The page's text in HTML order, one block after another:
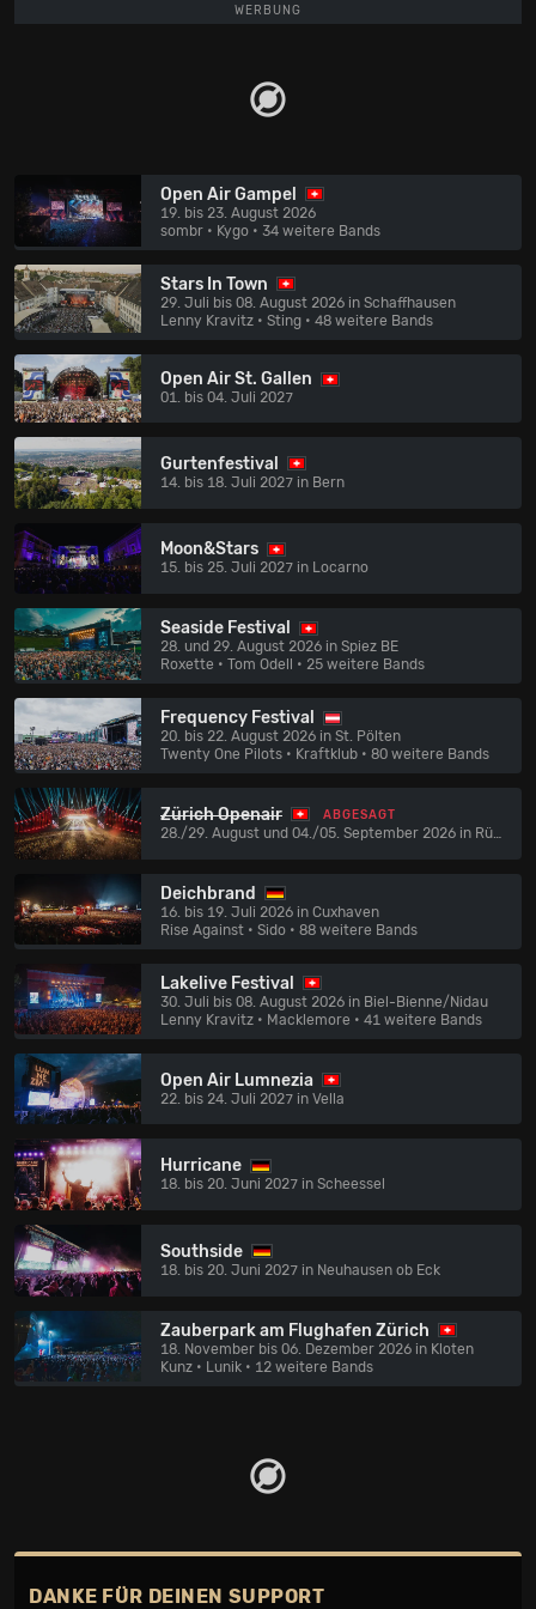
WERBUNG
Open Air Gampel
19. bis 23. August 2026
sombr • Kygo • 34 weitere Bands
Stars In Town
29. Juli bis 08. August 2026 in Schaffhausen
Lenny Kravitz • Sting • 48 weitere Bands
Open Air St. Gallen
01. bis 04. Juli 2027
Gurtenfestival
14. bis 18. Juli 2027 in Bern
Moon&Stars
15. bis 25. Juli 2027 in Locarno
Seaside Festival
28. und 29. August 2026 in Spiez BE
Roxette • Tom Odell
• 25 weitere Bands
Frequency Festival
20. bis 22. August 2026 in St. Pölten
Twenty One Pilots • Kraftklub • 80 weitere Bands
Zürich Openair ABGESAGT
28./29. August und 04./05. September 2026 in Rümlang
Deichbrand
16. bis 19. Juli 2026 in Cuxhaven
Rise Against • Sido • 88 weitere Bands
Lakelive Festival
30. Juli bis 08. August 2026 in Biel-Bienne/Nidau
Lenny Kravitz • Macklemore • 41 weitere Bands
Open Air Lumnezia
22. bis 24. Juli 2027 in Vella
Hurricane
18. bis 20. Juni 2027 in Scheessel
Southside
18. bis 20. Juni 2027 in Neuhausen ob Eck
Zauberpark am Flughafen Zürich
18. November bis 06. Dezember 2026 in Kloten
Kunz • Lunik • 12 weitere Bands
DANKE FÜR DEINEN SUPPORT